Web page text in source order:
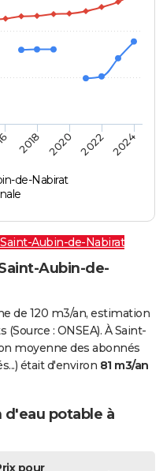
de-Nabirat
2018 2020 2022 2024
Aubin-de-Nabirat
Aubin-de-
de 120 m3/an, estimation
: ONSEA). À Saint-
moyenne des abonnés
était d'environ 81 m3/an
potable à
pour